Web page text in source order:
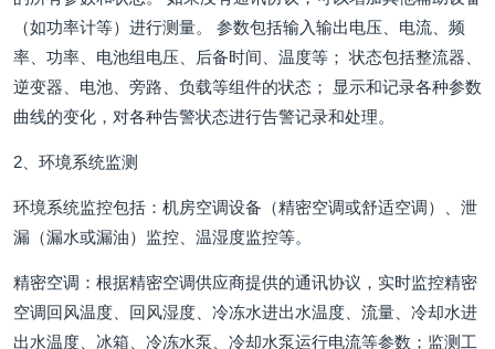
（如功率计等）进行测量。 参数包括输入输出电压、电流、频
率、功率、电池组电压、后备时间、温度等； 状态包括整流器、
逆变器、电池、旁路、负载等组件的状态； 显示和记录各种参数
曲线的变化，对各种告警状态进行告警记录和处理。
2、环境系统监测
环境系统监控包括：机房空调设备（精密空调或舒适空调）、泄
漏（漏水或漏油）监控、温湿度监控等。
精密空调：根据精密空调供应商提供的通讯协议，实时监控精密
空调回风温度、回风湿度、冷冻水进出水温度、流量、冷却水进
出水温度、冰箱、冷冻水泵、冷却水泵运行电流等参数；监测工